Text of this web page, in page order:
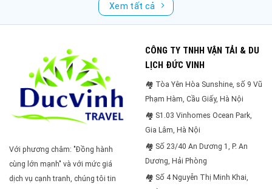
Xem tất cả
Với phương châm: "Đồng hành
cùng lớn mạnh" và với mức giá
dịch vụ cạnh tranh, chúng tôi tin
CÔNG TY TNHH VẬN TẢI & DU
LỊCH ĐỨC VINH
🏘 Tòa Yên Hòa Sunshine, số 9 Vũ
Phạm Hàm, Cầu Giấy, Hà Nội
🏘 S1.03 Vinhomes Ocean Park,
Gia Lâm, Hà Nội
🏘 Số 23/40 An Dương 1, P. An
Dương, Hải Phòng
🏘 Số 4 Nguyễn Thị Minh Khai,